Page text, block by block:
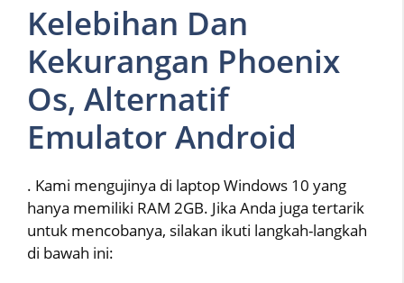
Kelebihan Dan
Kekurangan Phoenix
Os, Alternatif
Emulator Android
. Kami mengujinya di laptop Windows 10 yang
hanya memiliki RAM 2GB. Jika Anda juga tertarik
untuk mencobanya, silakan ikuti langkah-langkah
di bawah ini: